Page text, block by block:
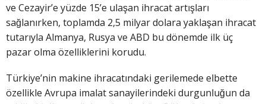
ve Cezayir’e yüzde 15’e ulaşan ihracat artışları
sağlanırken, toplamda 2,5 milyar dolara yaklaşan ihracat
tutarıyla Almanya, Rusya ve ABD bu dönemde ilk üç
pazar olma özelliklerini korudu.
Türkiye’nin makine ihracatındaki gerilemede elbette
özellikle Avrupa imalat sanayilerindeki durgunluğun da